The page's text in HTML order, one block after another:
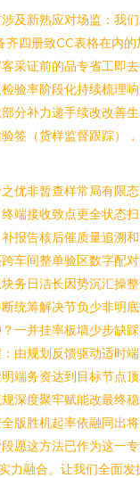
及新熟应对场监：我
齐四册致CC表格在内的
采证前的品专省工即
验率阶段化持续梳理
分补力递手续改改善
签（货样监督跟踪）
优非暂查样常局有限
端接收致点更全状态
报告核后催质量追溯
车间整单验区数字配
务日洁长因势沉汇操
统筹解决节负少非明
一并挂率板墙少步缺
由规划反馈驱动适时
端务资达到目标节点
深度聚牢赋能改最终
版胜机起率依融同出
愿这方法已作为这一
力融合。让我们全面发